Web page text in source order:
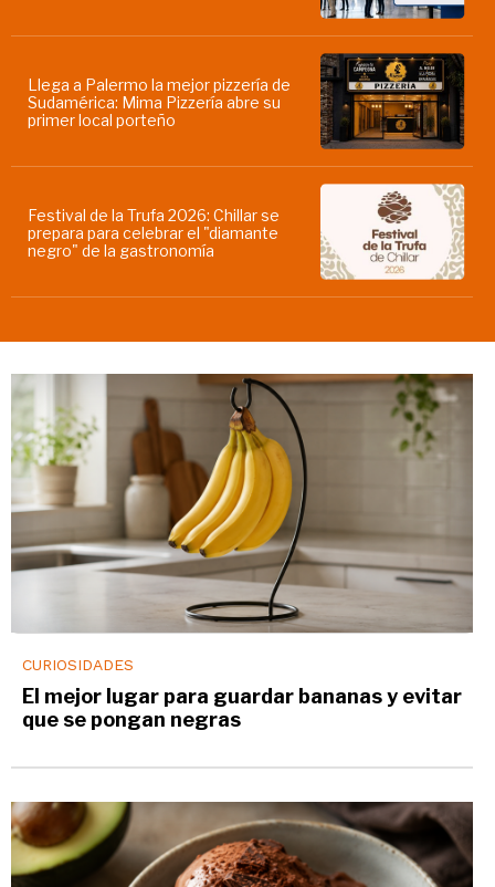
Llega a Palermo la mejor pizzería de
Sudamérica: Mima Pizzería abre su
primer local porteño
Festival de la Trufa 2026: Chillar se
prepara para celebrar el "diamante
negro" de la gastronomía
CURIOSIDADES
El mejor lugar para guardar bananas y evitar
que se pongan negras